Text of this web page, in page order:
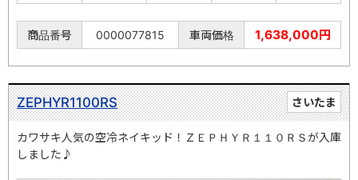
商品番号 0000077815 車両価格 1,638,000円
さいたま
ZEPHYR1100RS
カワサキ人気の空冷ネイキッド！ＺＥＰＨＹＲ１１０ＲＳが入庫
しました♪